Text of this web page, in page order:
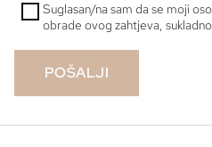
Suglasan/na sam da se moji
obrade ovog zahtjeva,
POŠALJI